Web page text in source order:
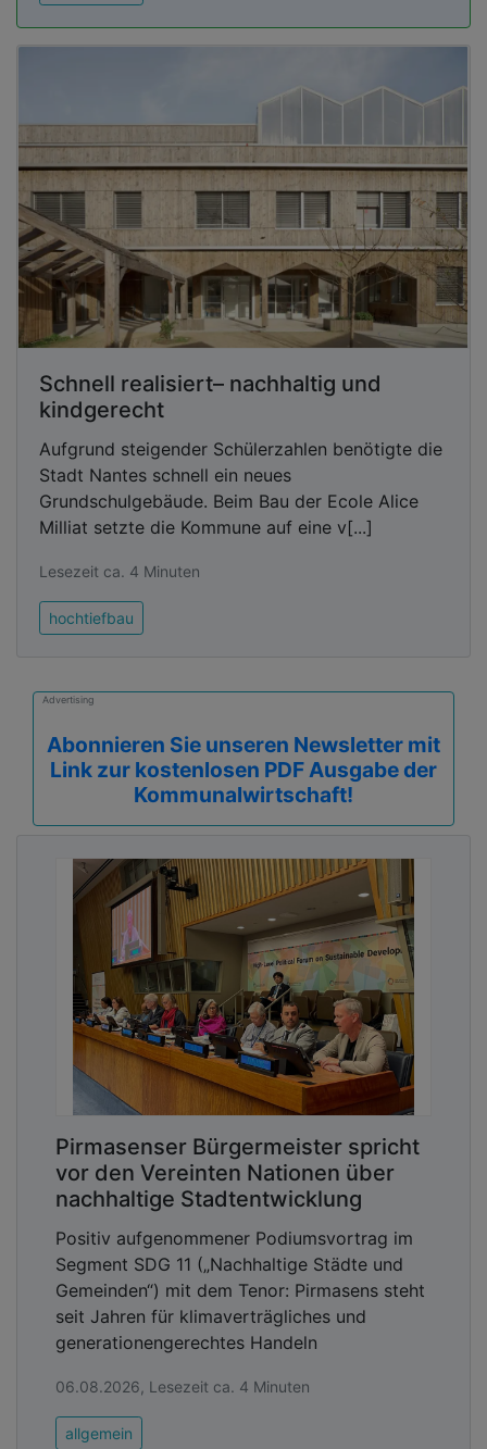
Schnell realisiert– nachhaltig und
kindgerecht
Aufgrund steigender Schülerzahlen benötigte die
Stadt Nantes schnell ein neues
Grundschulgebäude. Beim Bau der Ecole Alice
Milliat setzte die Kommune auf eine v[...]
Lesezeit ca. 4 Minuten
hochtiefbau
Advertising
Abonnieren Sie unseren Newsletter mit
Link zur kostenlosen PDF Ausgabe der
Kommunalwirtschaft!
Pirmasenser Bürgermeister spricht
vor den Vereinten Nationen über
nachhaltige Stadtentwicklung
Positiv aufgenommener Podiumsvortrag im
Segment SDG 11 („Nachhaltige Städte und
Gemeinden“) mit dem Tenor: Pirmasens steht
seit Jahren für klimaverträgliches und
generationengerechtes Handeln
06.08.2026, Lesezeit ca. 4 Minuten
allgemein